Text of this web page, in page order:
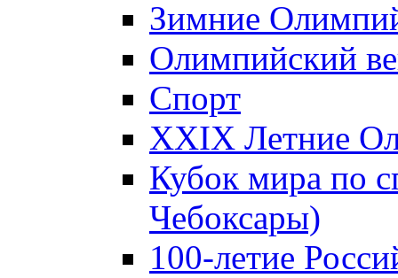
Зимние
Олимпийский
Спорт
XXIX Летние
Кубок мира по
Чебоксары)
100-летие